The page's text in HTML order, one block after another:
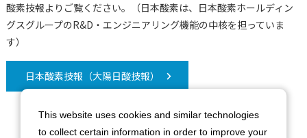
酸素技報よりご覧ください。（日本酸素は、日本酸素ホールディン
グスグループのR&D・エンジニアリング機能の中核を担っていま
す）
日本酸素技報（大陽日酸技報）
This website uses cookies and similar technologies
to collect certain information in order to improve your